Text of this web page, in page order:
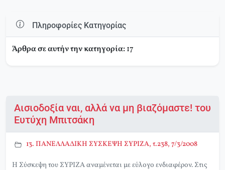
Πληροφορίες Κατηγορίας
Άρθρα σε αυτήν την κατηγορία:17
Αισιοδοξία ναι, αλλά να μη βιαζόμαστε! του
Ευτύχη Μπιτσάκη
13. ΠΑΝΕΛΛΑΔΙΚΗ ΣΥΣΚΕΨΗ ΣΥΡΙΖΑ, τ.238, 7/3/2008
Η Σύσκεψη του ΣΥΡΙΖΑ αναμένεται με εύλογο ενδιαφέρον. Στις